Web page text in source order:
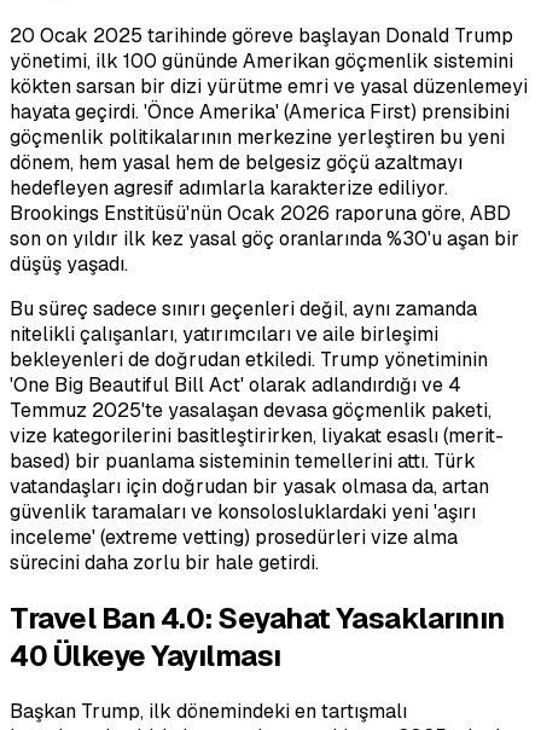
20 Ocak 2025 tarihinde göreve başlayan Donald Trump
yönetimi, ilk 100 gününde Amerikan göçmenlik sistemini
kökten sarsan bir dizi yürütme emri ve yasal düzenlemeyi
hayata geçirdi. 'Önce Amerika' (America First) prensibini
göçmenlik politikalarının merkezine yerleştiren bu yeni
dönem, hem yasal hem de belgesiz göçü azaltmayı
hedefleyen agresif adımlarla karakterize ediliyor.
Brookings Enstitüsü'nün Ocak 2026 raporuna göre, ABD
son on yıldır ilk kez yasal göç oranlarında %30'u aşan bir
düşüş yaşadı.
Bu süreç sadece sınırı geçenleri değil, aynı zamanda
nitelikli çalışanları, yatırımcıları ve aile birleşimi
bekleyenleri de doğrudan etkiledi. Trump yönetiminin
'One Big Beautiful Bill Act' olarak adlandırdığı ve 4
Temmuz 2025'te yasalaşan devasa göçmenlik paketi,
vize kategorilerini basitleştirirken, liyakat esaslı (merit-
based) bir puanlama sisteminin temellerini attı. Türk
vatandaşları için doğrudan bir yasak olmasa da, artan
güvenlik taramaları ve konsolosluklardaki yeni 'aşırı
inceleme' (extreme vetting) prosedürleri vize alma
sürecini daha zorlu bir hale getirdi.
Travel Ban 4.0: Seyahat Yasaklarının
40 Ülkeye Yayılması
Başkan Trump, ilk dönemindeki en tartışmalı